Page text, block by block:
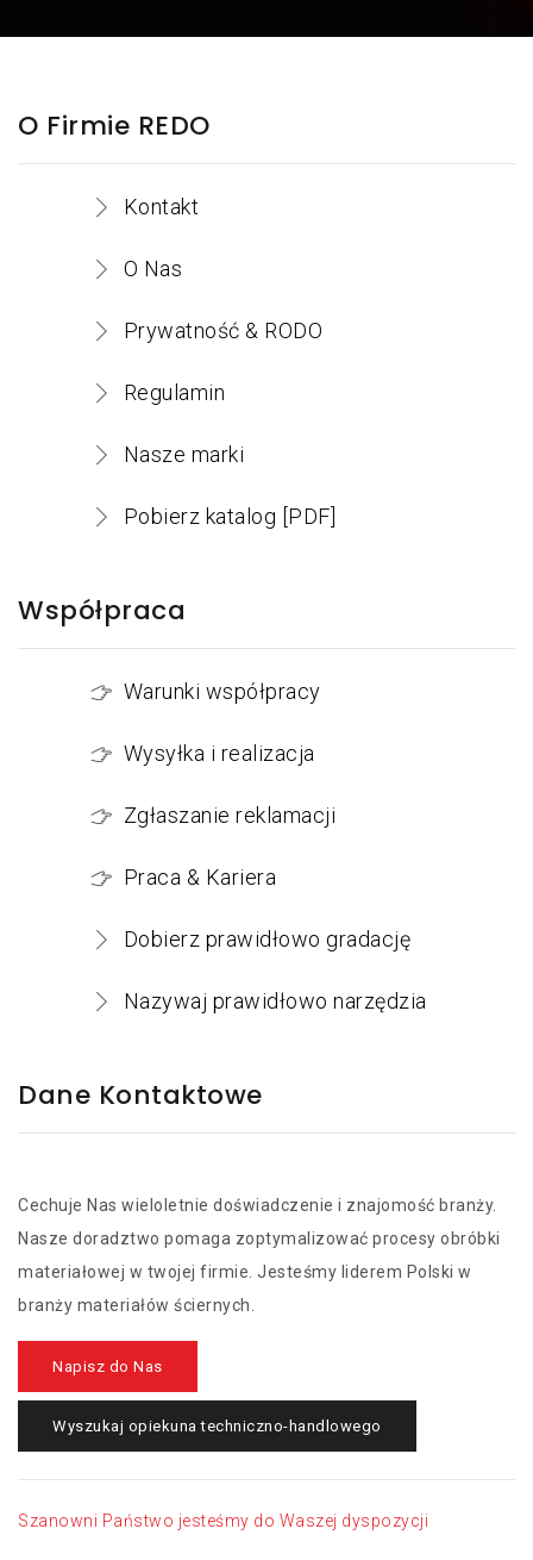
O Firmie REDO
Kontakt
O Nas
Prywatność & RODO
Regulamin
Nasze marki
Pobierz katalog [PDF]
Współpraca
Warunki współpracy
Wysyłka i realizacja
Zgłaszanie reklamacji
Praca & Kariera
Dobierz prawidłowo gradację
Nazywaj prawidłowo narzędzia
Dane Kontaktowe
Cechuje Nas wieloletnie doświadczenie i znajomość branży.
Nasze doradztwo pomaga zoptymalizować procesy obróbki
materiałowej w twojej firmie. Jesteśmy liderem Polski w
branży materiałów ściernych.
Napisz do Nas
Wyszukaj opiekuna techniczno-handlowego
Szanowni Państwo jesteśmy do Waszej dyspozycji